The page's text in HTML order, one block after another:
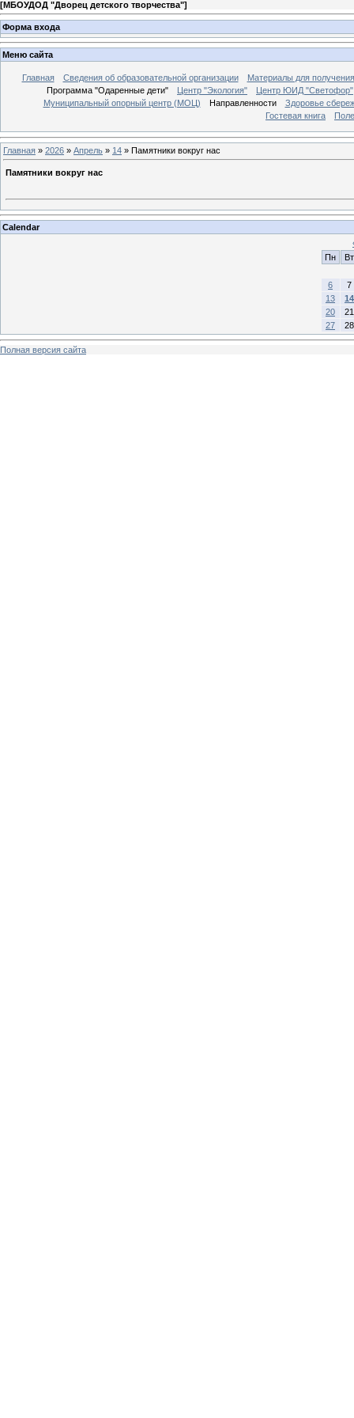
[МБОУДОД "Дворец детского творчества"]
Форма входа
Меню сайта
Главная Сведения об образовательной организации
Материалы для
Программа "Одаренные дети"
Центр "Экология"
Центр ЮИД "Светофор"
Муниципальный опорный центр (МОЦ)
Направленности
Здоровье
Гостевая книга
Главная » 2026 » Апрель » 14 » Памятники вокруг нас
Памятники вокруг нас
Calendar
Пн
Вт
6
7
13
14
20
21
27
28
Полная версия сайта